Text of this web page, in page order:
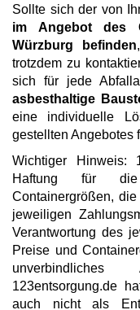
Sollte sich der von
im Angebot des
Würzburg befinden
trotzdem zu
sich für jede
asbesthaltige
eine individuelle
gestellten Angebotes
Wichtiger Hinweis:
Haftung für die
Containergrößen,
jeweiligen
Verantwortung des
Preise und
123entsorgung.de
auch nicht als